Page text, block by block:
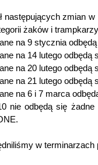
następujących zmian
żaków i
na 9 stycznia
na 14 lutego odbędą
na 20 lutego odbędą
na 21 lutego odbędą
na 6 i 7 marca
nie odbędą się
w